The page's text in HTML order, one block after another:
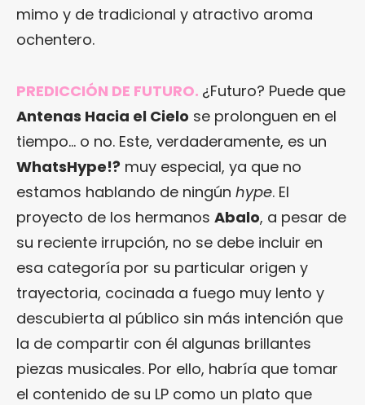
mimo y de tradicional y atractivo aroma
ochentero.
PREDICCIÓN DE FUTURO. ¿Futuro? Puede que
Antenas Hacia el Cielo se prolonguen en el
tiempo… o no. Este, verdaderamente, es un
WhatsHype!? muy especial, ya que no
estamos hablando de ningún hype. El
proyecto de los hermanos Abalo, a pesar de
su reciente irrupción, no se debe incluir en
esa categoría por su particular origen y
trayectoria, cocinada a fuego muy lento y
descubierta al público sin más intención que
la de compartir con él algunas brillantes
piezas musicales. Por ello, habría que tomar
el contenido de su LP como un plato que